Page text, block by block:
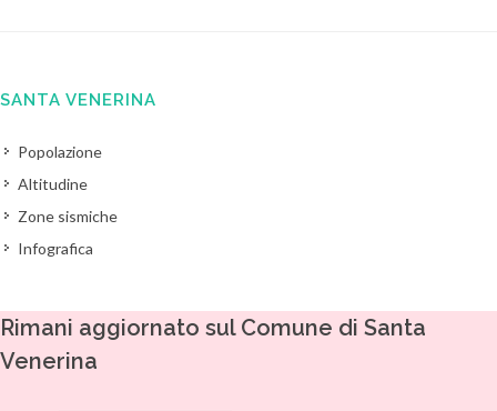
SANTA VENERINA
Popolazione
Altitudine
Zone sismiche
Infografica
Rimani aggiornato sul Comune di Santa
Venerina